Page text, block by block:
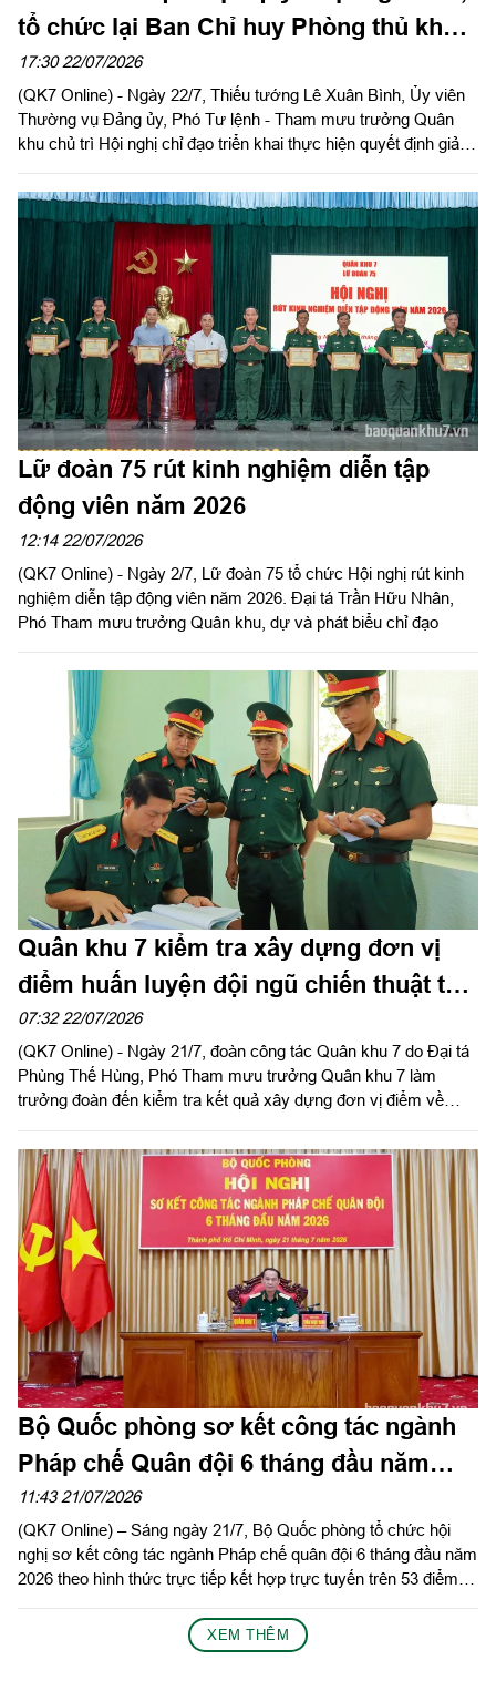
tổ chức lại Ban Chỉ huy Phòng thủ khu
vực
17:30 22/07/2026
(QK7 Online) - Ngày 22/7, Thiếu tướng Lê Xuân Bình, Ủy viên
Thường vụ Đảng ủy, Phó Tư lệnh - Tham mưu trưởng Quân
khu chủ trì Hội nghị chỉ đạo triển khai thực hiện quyết định giải
thành lập các đơn vị trực thuộc Bộ Chỉ huy Quân sự cấp tỉnh.
Lữ đoàn 75 rút kinh nghiệm diễn tập
động viên năm 2026
12:14 22/07/2026
(QK7 Online) - Ngày 2/7, Lữ đoàn 75 tổ chức Hội nghị rút kinh
nghiệm diễn tập động viên năm 2026. Đại tá Trần Hữu Nhân,
Phó Tham mưu trưởng Quân khu, dự và phát biểu chỉ đạo
Quân khu 7 kiểm tra xây dựng đơn vị
điểm huấn luyện đội ngũ chiến thuật tại
Trung đoàn Bộ binh 174
07:32 22/07/2026
(QK7 Online) - Ngày 21/7, đoàn công tác Quân khu 7 do Đại tá
Phùng Thế Hùng, Phó Tham mưu trưởng Quân khu 7 làm
trưởng đoàn đến kiểm tra kết quả xây dựng đơn vị điểm về
14, Trung đoàn Bộ binh 174, Bộ Chỉ huy Quân sự (CHQS) tỉnh
Tây Ninh.
Bộ Quốc phòng sơ kết công tác ngành
Pháp chế Quân đội 6 tháng đầu năm
2026
11:43 21/07/2026
(QK7 Online) – Sáng ngày 21/7, Bộ Quốc phòng tổ chức hội
nghị sơ kết công tác ngành Pháp chế quân đội 6 tháng đầu năm
2026 theo hình thức trực tiếp kết hợp trực tuyến trên 53 điểm
trưởng Cục Pháp chế Bộ Quốc phòng chủ trì hội nghị.
XEM THÊM